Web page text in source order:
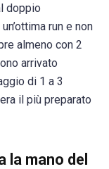
doppio
run e non
almeno con 2
arrivato
di 1 a 3
il più preparato
la mano del